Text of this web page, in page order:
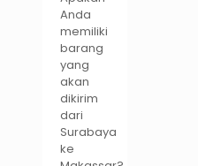
Anda
memiliki
barang
yang
akan
dikirim
dari
Surabaya
ke